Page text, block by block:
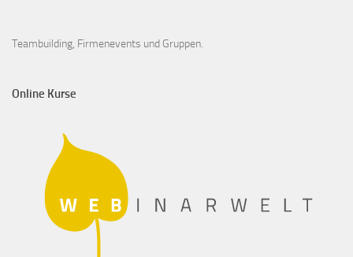
Teambuilding, Firmenevents und Gruppen.
Online Kurse